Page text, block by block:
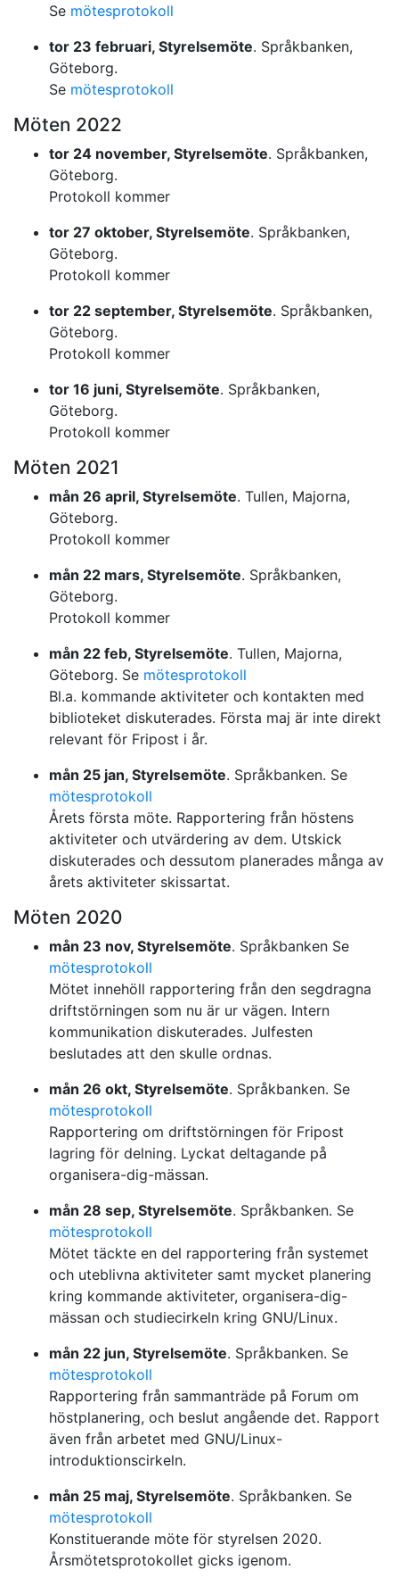
Se mötesprotokoll
tor 23 februari, Styrelsemöte. Språkbanken,
Göteborg.
Se mötesprotokoll
Möten 2022
tor 24 november, Styrelsemöte. Språkbanken,
Göteborg.
Protokoll kommer
tor 27 oktober, Styrelsemöte. Språkbanken,
Göteborg.
Protokoll kommer
tor 22 september, Styrelsemöte. Språkbanken,
Göteborg.
Protokoll kommer
tor 16 juni, Styrelsemöte. Språkbanken,
Göteborg.
Protokoll kommer
Möten 2021
mån 26 april, Styrelsemöte. Tullen, Majorna,
Göteborg.
Protokoll kommer
mån 22 mars, Styrelsemöte. Språkbanken,
Göteborg.
Protokoll kommer
mån 22 feb, Styrelsemöte. Tullen, Majorna,
Göteborg. Se mötesprotokoll
Bl.a. kommande aktiviteter och kontakten med
biblioteket diskuterades. Första maj är inte direkt
relevant för Fripost i år.
mån 25 jan, Styrelsemöte. Språkbanken. Se
mötesprotokoll
Årets första möte. Rapportering från höstens
aktiviteter och utvärdering av dem. Utskick
diskuterades och dessutom planerades många av
årets aktiviteter skissartat.
Möten 2020
mån 23 nov, Styrelsemöte. Språkbanken Se
mötesprotokoll
Mötet innehöll rapportering från den segdragna
driftstörningen som nu är ur vägen. Intern
kommunikation diskuterades. Julfesten
beslutades att den skulle ordnas.
mån 26 okt, Styrelsemöte. Språkbanken. Se
mötesprotokoll
Rapportering om driftstörningen för Fripost
lagring för delning. Lyckat deltagande på
organisera-dig-mässan.
mån 28 sep, Styrelsemöte. Språkbanken. Se
mötesprotokoll
Mötet täckte en del rapportering från systemet
och uteblivna aktiviteter samt mycket planering
kring kommande aktiviteter, organisera-dig-
mässan och studiecirkeln kring GNU/Linux.
mån 22 jun, Styrelsemöte. Språkbanken. Se
mötesprotokoll
Rapportering från sammanträde på Forum om
höstplanering, och beslut angående det. Rapport
även från arbetet med GNU/Linux-
introduktionscirkeln.
mån 25 maj, Styrelsemöte. Språkbanken. Se
mötesprotokoll
Konstituerande möte för styrelsen 2020.
Årsmötetsprotokollet gicks igenom.